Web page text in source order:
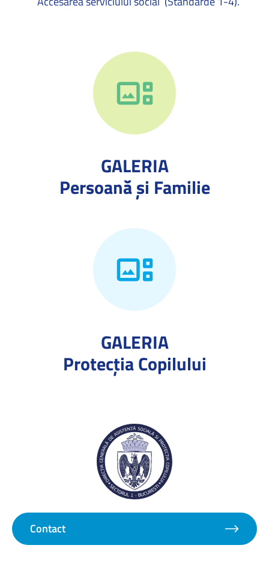
GALERIA
Persoană și Familie
GALERIA
Protecţia Copilului
Contact